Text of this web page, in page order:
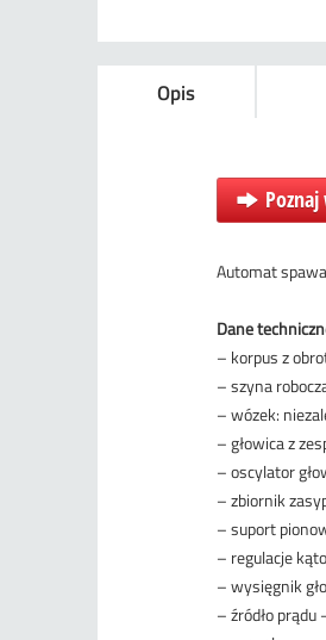
Opis
Automat
Dane
– korpus z
– szyna
– wózek:
– głowica z
– oscylator
– zbiornik
– suport
– regulacje
– wysięgnik
– źródło